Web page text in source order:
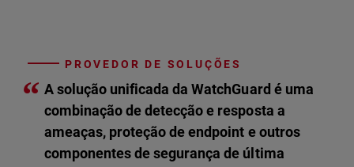
PROVEDOR DE SOLUÇÕES
“ A solução unificada da WatchGuard é uma
combinação de detecção e resposta a
ameaças, proteção de endpoint e outros
componentes de segurança de última